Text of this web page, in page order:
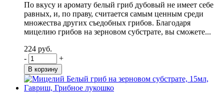
По вкусу и аромату белый гриб дубовый не имеет себе
равных, и, по праву, считается самым ценным среди
множества других съедобных грибов. Благодаря
мицелию грибов на зерновом субстрате, вы сможете...
224 руб.
-
+